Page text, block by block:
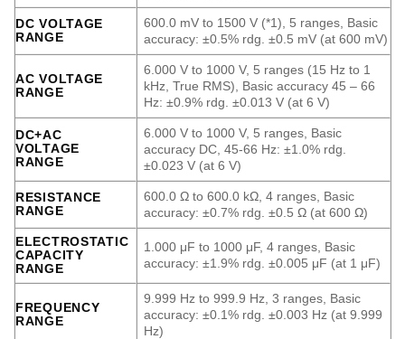
DC VOLTAGE
RANGE
600.0 mV to 1500 V (*1), 5 ranges, Basic
accuracy: ±0.5% rdg. ±0.5 mV (at 600 mV)
AC VOLTAGE
RANGE
6.000 V to 1000 V, 5 ranges (15 Hz to 1
kHz, True RMS), Basic accuracy 45 – 66
Hz: ±0.9% rdg. ±0.013 V (at 6 V)
DC+AC
VOLTAGE
RANGE
6.000 V to 1000 V, 5 ranges, Basic
accuracy DC, 45-66 Hz: ±1.0% rdg.
±0.023 V (at 6 V)
RESISTANCE
RANGE
600.0 Ω to 600.0 kΩ, 4 ranges, Basic
accuracy: ±0.7% rdg. ±0.5 Ω (at 600 Ω)
ELECTROSTATIC
CAPACITY
RANGE
1.000 μF to 1000 μF, 4 ranges, Basic
accuracy: ±1.9% rdg. ±0.005 μF (at 1 μF)
FREQUENCY
RANGE
9.999 Hz to 999.9 Hz, 3 ranges, Basic
accuracy: ±0.1% rdg. ±0.003 Hz (at 9.999
Hz)